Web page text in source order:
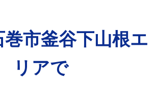
巻市釜谷下山根エ
リアで